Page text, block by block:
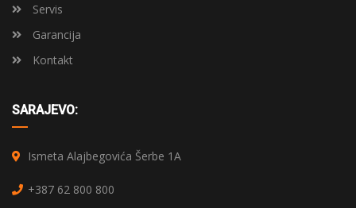
Servis
Garancija
Kontakt
SARAJEVO:
Ismeta Alajbegovića Šerbe 1A
+387 62 800 800